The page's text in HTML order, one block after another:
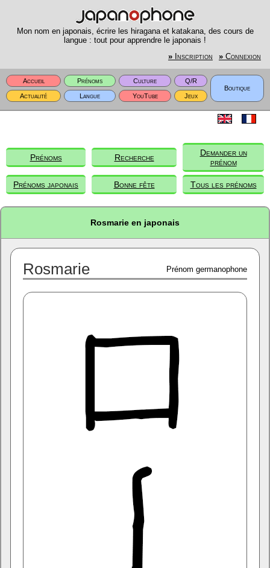
Mon nom en japonais, écrire les hiragana et katakana, des cours de
langue : tout pour apprendre le japonais !
» Inscription » Connexion
Accueil Prénoms Culture
Q/R
Boutique
Actualité
Langue YouTube Jeux
Prénoms Recherche
Demander un
prénom
Prénoms japonais Bonne fête Tous les prénoms
Rosmarie en japonais
Rosmarie Prénom germanophone